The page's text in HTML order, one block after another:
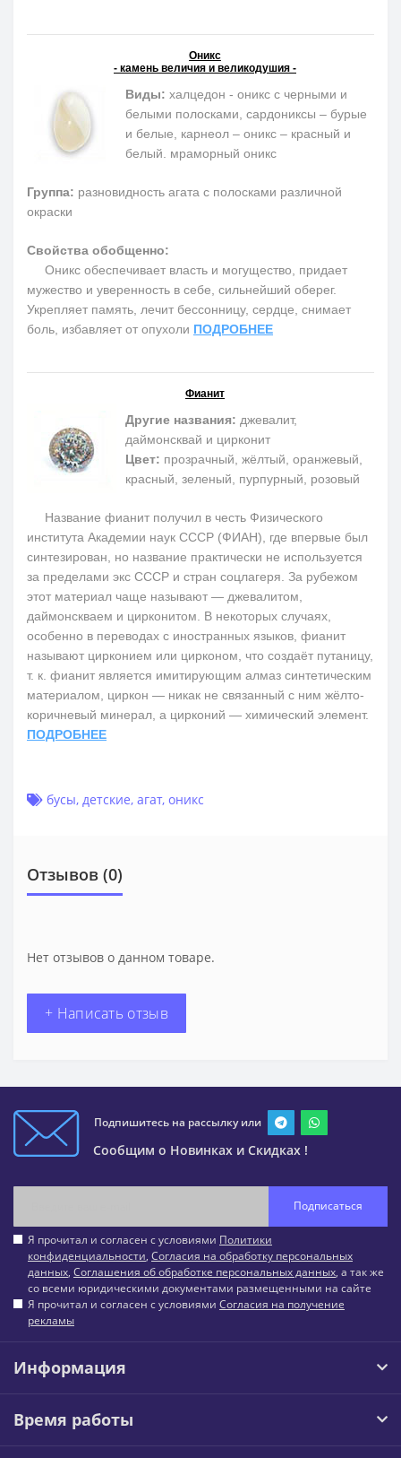
Оникс
- камень величия и великодушия -
Виды: халцедон - оникс с черными и
белыми полосками, сардониксы – бурые
и белые, карнеол – оникс – красный и
белый. мраморный оникс
Группа: разновидность агата с полосками различной
окраски
Свойства обобщенно:
Оникс обеспечивает власть и могущество, придает
мужество и уверенность в себе, сильнейший оберег.
Укрепляет память, лечит бессонницу, сердце, снимает
боль, избавляет от опухоли ПОДРОБНЕЕ
Фианит
Другие названия: джевалит,
даймонсквай и цирконит
Цвет: прозрачный, жёлтый, оранжевый,
красный, зеленый, пурпурный, розовый
Название фианит получил в честь Физического
института Академии наук СССР (ФИАН), где впервые был
синтезирован, но название практически не используется
за пределами экс СССР и стран соцлагеря. За рубежом
этот материал чаще называют — джевалитом,
даймонскваем и цирконитом. В некоторых случаях,
особенно в переводах с иностранных языков, фианит
называют цирконием или цирконом, что создаёт путаницу,
т. к. фианит является имитирующим алмаз синтетическим
материалом, циркон — никак не связанный с ним жёлто-
коричневый минерал, а цирконий — химический элемент.
ПОДРОБНЕЕ
бусы, детские, агат, оникс
Отзывов (0)
Нет отзывов о данном товаре.
+ Написать отзыв
Подпишитесь на рассылку или
Сообщим о Новинках и Скидках !
Подписаться
Я прочитал и согласен с условиями Политики
конфиденциальности, Согласия на обработку персональных
данных, Соглашения об обработке персональных данных, а так же
со всеми юридическими документами размещенными на сайте
Я прочитал и согласен с условиями Согласия на получение
рекламы
Информация
Время работы